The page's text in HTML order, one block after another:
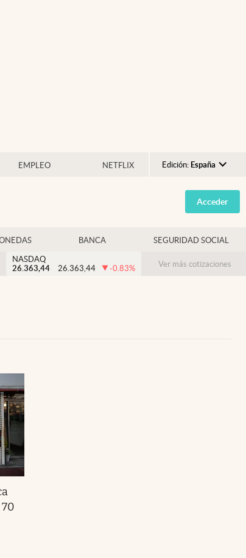
EMPLEO NETFLIX Edición: España
Argentina
España
USA
Colombia
Acceder
BANCA SEGURIDAD SOCIAL
NASDAQ
26.363,44
26.363,44 -0.83% Ver más cotizaciones